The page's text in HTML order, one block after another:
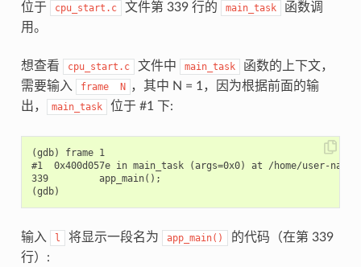
位于
cpu_start.c 文件第 339 行的 main_task
函数调
用。
想查看 cpu_start.c 文件中 main_task
函数的上下文，
需要输入
frame N
，其中 N = 1，因为根据前面的输
出，
main_task 位于 #1 下:
(gdb) frame 1
#1  0x400d057e in main_task (args=0x0) at /home/user-
339         app_main();
输入 l 将显示一段名为 app_main()
的代码（在第 339
行）: